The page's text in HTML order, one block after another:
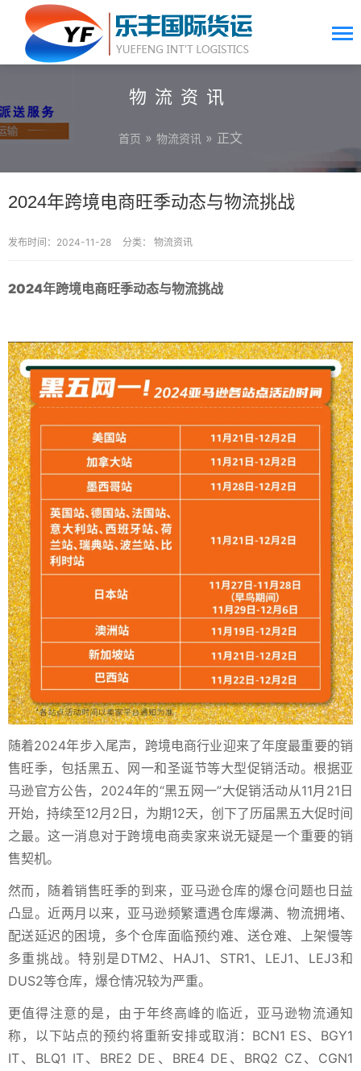
物流资讯
首页 » 物流资讯 » 正文
2024年跨境电商旺季动态与物流挑战
发布时间：2024-11-28 分类： 物流资讯
2024年跨境电商旺季动态与物流挑战
随着2024年步入尾声，跨境电商行业迎来了年度最重要的销
售旺季，包括黑五、网一和圣诞节等大型促销活动。根据亚
马逊官方公告，2024年的“黑五网一”大促销活动从11月21日
开始，持续至12月2日，为期12天，创下了历届黑五大促时间
之最。这一消息对于跨境电商卖家来说无疑是一个重要的销
售契机。
然而，随着销售旺季的到来，亚马逊仓库的爆仓问题也日益
凸显。近两月以来，亚马逊频繁遭遇仓库爆满、物流拥堵、
配送延迟的困境，多个仓库面临预约难、送仓难、上架慢等
多重挑战。特别是DTM2、HAJ1、STR1、LEJ1、LEJ3和
DUS2等仓库，爆仓情况较为严重。
更值得注意的是，由于年终高峰的临近，亚马逊物流通知
称，以下站点的预约将重新安排或取消：BCN1 ES、BGY1
IT、BLQ1 IT、BRE2 DE、BRE4 DE、BRQ2 CZ、CGN1